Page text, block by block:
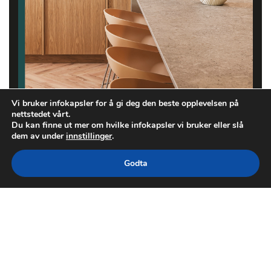
Vi bruker infokapsler for å gi deg den beste opplevelsen på
nettstedet vårt.
Du kan finne ut mer om hvilke infokapsler vi bruker eller slå
dem av underinnstillinger.
Godta